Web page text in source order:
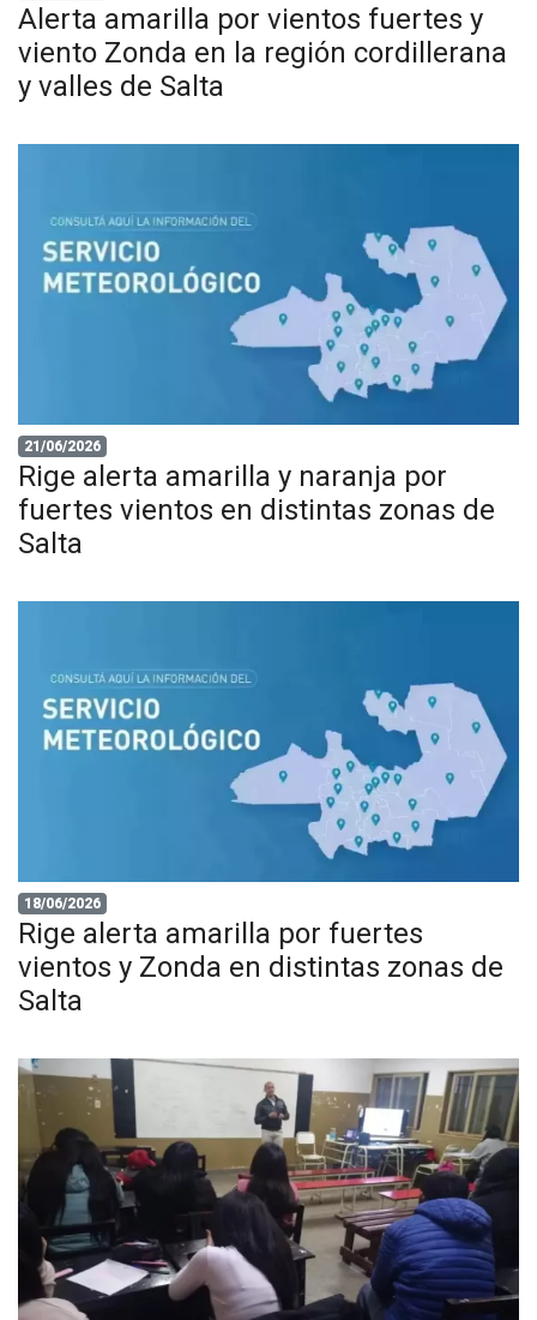
Alerta amarilla por vientos fuertes y
viento Zonda en la región cordillerana
y valles de Salta
21/06/2026
Rige alerta amarilla y naranja por
fuertes vientos en distintas zonas de
Salta
18/06/2026
Rige alerta amarilla por fuertes
vientos y Zonda en distintas zonas de
Salta